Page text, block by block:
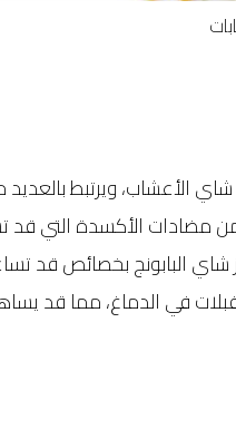
الأعشاب، ويرتبط بالعديد
مضادات الأكسدة التي قد
شاي البابونج بخصائص قد
في الدماغ، مما قد